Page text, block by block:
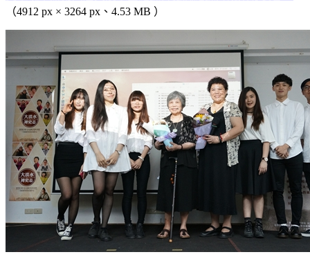
（4912 px × 3264 px、4.53 MB ）